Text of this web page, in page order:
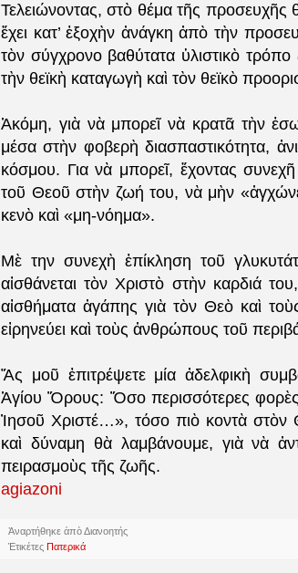
Τελειώνοντας, στὸ θέμα τῆς
ἔχει κατ’ ἐξοχὴν ἀνάγκη ἀπὸ τὴν
τὸν σύγχρονο βαθύτατα ὑλιστικὸ
τὴν θεϊκὴ καταγωγὴ καὶ τὸν θεϊκὸ
Ἀκόμη, γιὰ νὰ μπορεῖ νὰ κρατᾶ τὴν
μέσα στὴν φοβερὴ διασπαστικότητα,
κόσμου. Για νὰ μπορεῖ, ἔχοντας
τοῦ Θεοῦ στὴν ζωή του, νὰ μὴν
κενὸ καὶ «μη-νόημα».
Μὲ την συνεχὴ ἐπίκληση τοῦ
αἰσθάνεται τὸν Χριστὸ στὴν καρδιά
αἰσθήματα ἀγάπης γιὰ τὸν Θεὸ καὶ
εἰρηνεύει καὶ τοὺς ἀνθρώπους τοῦ
Ἄς μοῦ ἐπιτρέψετε μία ἀδελφικὴ
Ἁγίου Ὅρους: Ὅσο περισσότερες
Ἰησοῦ Χριστέ…», τόσο πιὸ κοντὰ στὸν
καὶ δύναμη θὰ λαμβάνουμε, γιὰ νὰ
πειρασμοὺς τῆς ζωῆς.
agiazoni
Ἀναρτήθηκε ἀπὸΔιανοητής
Ἐτικέτες Πατερικά